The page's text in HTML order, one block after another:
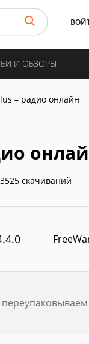
И ОБЗОРЫ
– радио онлайн
3525 скачиваний